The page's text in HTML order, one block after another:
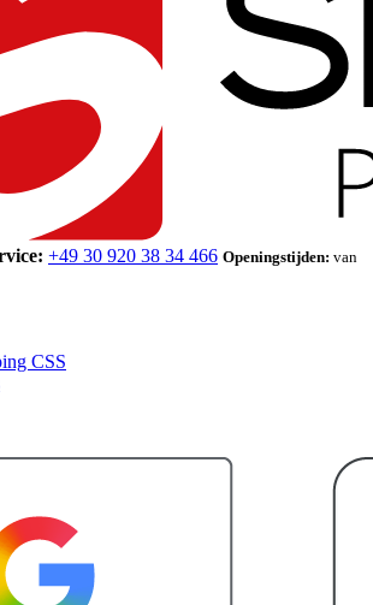
+49 30 920 38 34 466 Openingstijden: van
CSS